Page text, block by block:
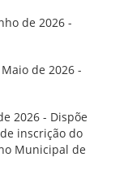
de 2026 -
de 2026 -
2026 - Dispõe
inscrição do
Municipal de